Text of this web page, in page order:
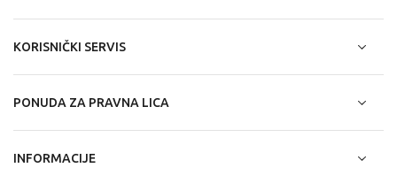
KORISNIČKI SERVIS
PONUDA ZA PRAVNA LICA
INFORMACIJE